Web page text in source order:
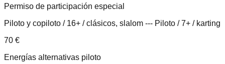
Permiso de participación especial
Piloto y copiloto / 16+ / clásicos, slalom --- Piloto / 7+ / karting
70 €
Energías alternativas piloto